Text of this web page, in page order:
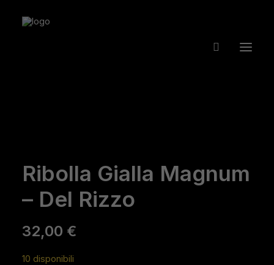
Ribolla Gialla Magnum
– Del Rizzo
32,00 €
10 disponibili